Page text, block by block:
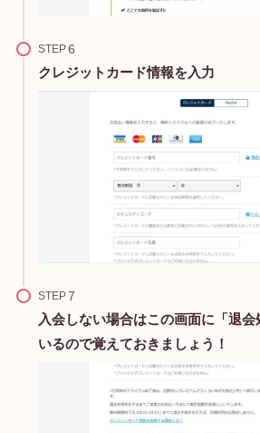
STEP
クレジットカード情報を入力
STEP
入会しない場合はこの画面に「退
いるので覚えておきましょう！